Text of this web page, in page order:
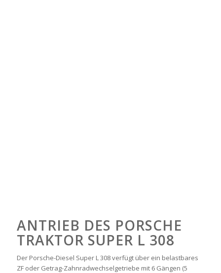
ANTRIEB DES PORSCHE
TRAKTOR SUPER L 308
Der Porsche-Diesel Super L 308 verfügt über ein belastbares
ZF oder Getrag-Zahnradwechselgetriebe mit 6 Gängen (5